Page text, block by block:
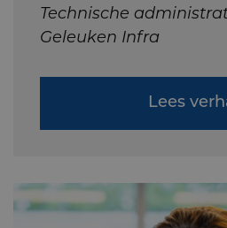
Technische
Geleuken Infra
Lees